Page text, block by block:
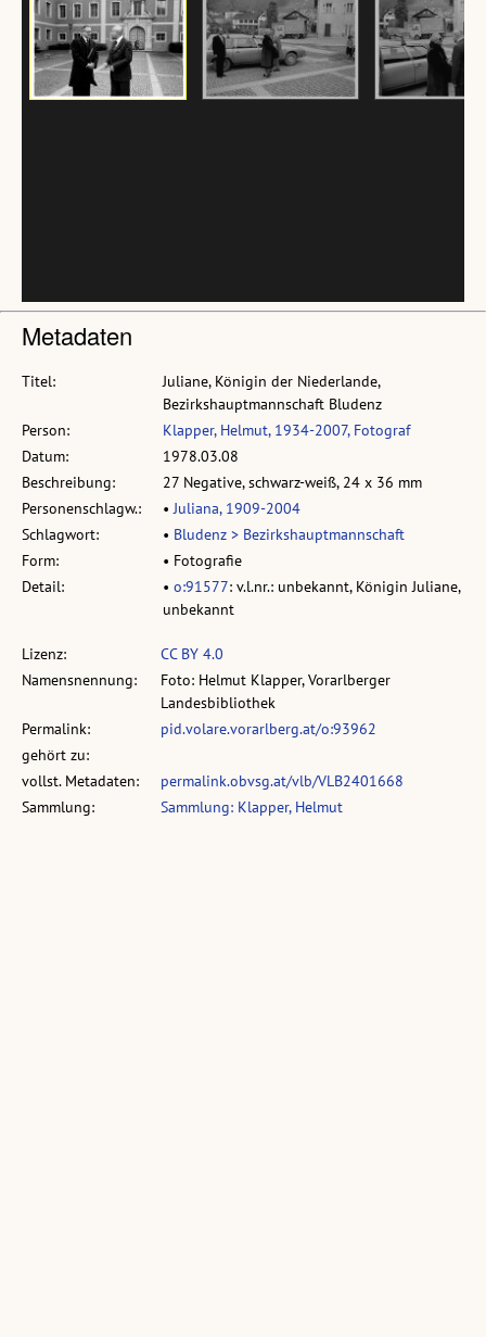
Metadaten
Titel:
Juliane, Königin der Niederlande,
Bezirkshauptmannschaft Bludenz
Person:
Klapper, Helmut, 1934-2007, Fotograf
Datum:
1978.03.08
Beschreibung:
27 Negative, schwarz-weiß, 24 x 36 mm
Personenschlagw.:
•Juliana, 1909-2004
Schlagwort:
• Bludenz > Bezirkshauptmannschaft
Form:
• Fotografie
Detail:
• o:91577: v.l.nr.: unbekannt, Königin Juliane,
unbekannt
Lizenz:
CC BY 4.0
Namensnennung:
Foto: Helmut Klapper, Vorarlberger
Landesbibliothek
Permalink:
pid.volare.vorarlberg.at/o:93962
gehört zu:
vollst. Metadaten:
permalink.obvsg.at/vlb/VLB2401668
Sammlung:
Sammlung: Klapper, Helmut